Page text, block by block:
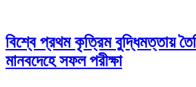
বিশ্বে প্রথম কৃত্রিম বুদ্ধিমত্তায়
মানবদেহে সফল পরীক্ষা